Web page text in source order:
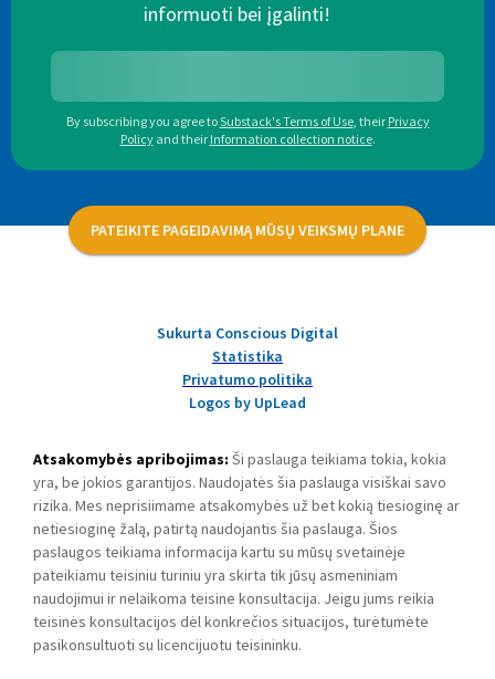
informuoti bei įgalinti!
By subscribing you agree toSubstack's Terms of Use, their Privacy
Policy and their Information collection notice.
PATEIKITE PAGEIDAVIMĄ MŪSŲ VEIKSMŲ PLANE
Sukurta Conscious Digital
Statistika
Privatumo politika
Logos by UpLead
Atsakomybės apribojimas: Ši paslauga teikiama tokia, kokia
yra, be jokios garantijos. Naudojatės šia paslauga visiškai savo
rizika. Mes neprisiimame atsakomybės už bet kokią tiesioginę ar
netiesioginę žalą, patirtą naudojantis šia paslauga. Šios
paslaugos teikiama informacija kartu su mūsų svetainėje
pateikiamu teisiniu turiniu yra skirta tik jūsų asmeniniam
naudojimui ir nelaikoma teisine konsultacija. Jeigu jums reikia
teisinės konsultacijos dėl konkrečios situacijos, turėtumėte
pasikonsultuoti su licencijuotu teisininku.